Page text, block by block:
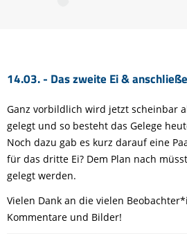
14.03. - Das zweite Ei &
Ganz vorbildlich wird jetzt scheinbar
gelegt und so besteht das Gelege
Noch dazu gab es kurz darauf eine
für das dritte Ei? Dem Plan nach
gelegt werden.
Vielen Dank an die vielen
Kommentare und Bilder!